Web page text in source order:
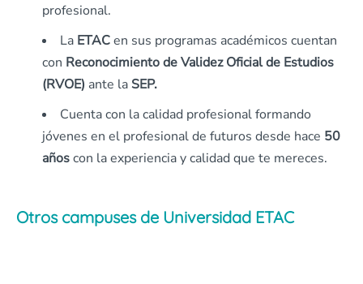
profesional.
La ETACen sus programas académicos cuentan
con Reconocimiento de Validez Oficial de Estudios
(RVOE) ante laSEP.
Cuenta con la calidad profesional formando
jóvenes en el profesional de futuros desde hace 50
añoscon la experiencia y calidad que te mereces.
Otros campuses de Universidad ETAC